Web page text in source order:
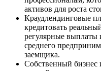
активов для роста
Краудлендинговые
кредитовать
регулярные выплаты
среднего
заемщика.
Собственный бизнес